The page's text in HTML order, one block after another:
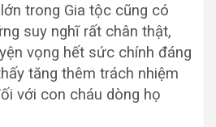
trong Gia tộc cũng có
suy nghĩ rất chân thật,
vọng hết sức chính đáng
tăng thêm trách nhiệm
với con cháu dòng họ